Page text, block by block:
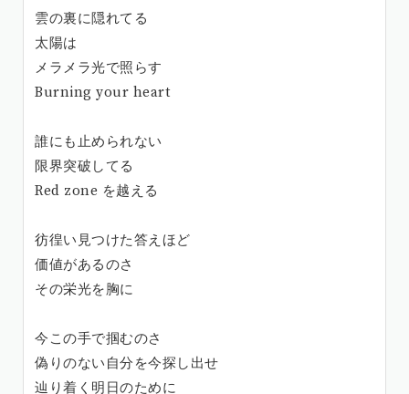
雲の裏に隠れてる
太陽は
メラメラ光で照らす
Burning your heart
誰にも止められない
限界突破してる
Red zone を越える
彷徨い見つけた答えほど
価値があるのさ
その栄光を胸に
今この手で掴むのさ
偽りのない自分を今探し出せ
辿り着く明日のために